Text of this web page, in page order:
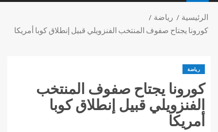
الرئيسية
رياضة
كورونا يجتاح صفوف المنتخب الفنزويلي قبيل إنطلاق كوبا أمريكا
رياضة
كورونا يجتاح صفوف المنتخب
الفنزويلي قبيل إنطلاق كوبا
أمريكا